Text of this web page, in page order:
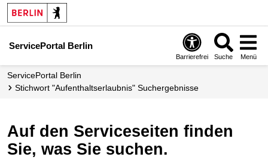
ServicePortal Berlin
Barrierefrei Suche Menü
ServicePortal Berlin
Stichwort "Aufenthaltserlaubnis" Suchergebnisse
Auf den Serviceseiten finden
Sie, was Sie suchen.